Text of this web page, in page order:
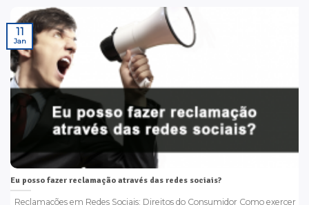
Eu posso fazer reclamação através das redes sociais?
Reclamações em Redes Sociais: Direitos do Consumidor Como exercer
11
Jan